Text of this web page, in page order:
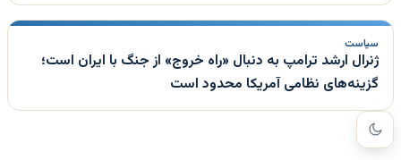
سیاست
ژنرال ارشد ترامپ به دنبال «راه خروج» از جنگ با ایران است؛
گزینه‌های نظامی آمریکا محدود است